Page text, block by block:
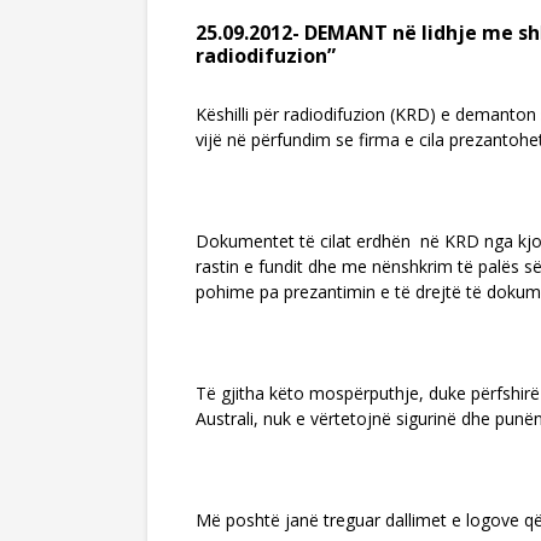
25.09.2012- DEMANT në lidhje
radiodifuzion”
Këshilli për radiodifuzion (KRD) e
vijë në përfundim se firma e cila
Dokumentet të cilat erdhën në KRD nga
rastin e fundit dhe me nënshkrim të palës
pohime pa prezantimin e të drejtë të
Të gjitha këto mospërputhje, duke
Australi, nuk e vërtetojnë sigurinë dhe
Më poshtë janë treguar dallimet e logove